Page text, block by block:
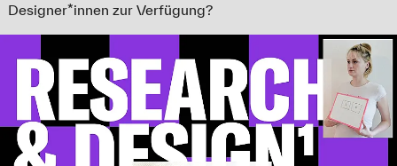
Designer*innen zur Verfügung?